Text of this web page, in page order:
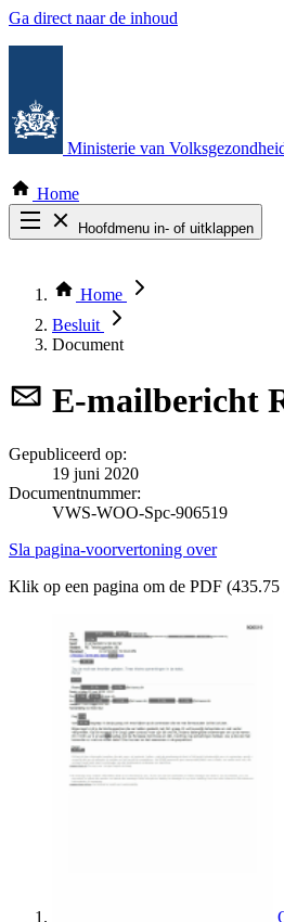
Ga direct naar de inhoud
Ministerie van
Home
Hoofdmenu in- of uitklappen
Thema COVID-19
Bekijk per bestuursorgaan
Home
Besluit
Document
E-mailbericht
Gepubliceerd op:
19 juni 2020
Documentnummer:
VWS-WOO-Spc-906519
Sla pagina-voorvertoning over
Klik op een pagina om de PDF